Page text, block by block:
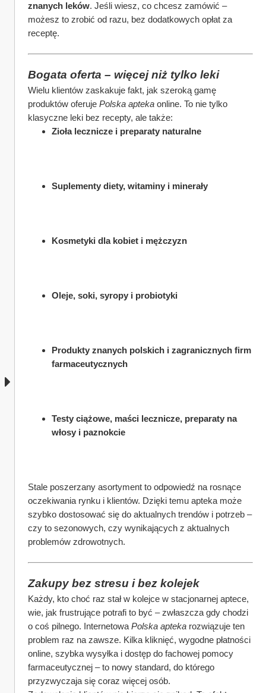
znanych leków. Jeśli wiesz, co chcesz zamówić –
możesz to zrobić od razu, bez dodatkowych opłat za
receptę.
Bogata oferta – więcej niż tylko leki
Wielu klientów zaskakuje fakt, jak szeroką gamę
produktów oferuje Polska apteka online. To nie tylko
klasyczne leki bez recepty, ale także:
Zioła lecznicze i preparaty naturalne
Suplementy diety, witaminy i minerały
Kosmetyki dla kobiet i mężczyzn
Oleje, soki, syropy i probiotyki
Produkty znanych polskich i zagranicznych firm
farmaceutycznych
Testy ciążowe, maści lecznicze, preparaty na
włosy i paznokcie
Stale poszerzany asortyment to odpowiedź na rosnące
oczekiwania rynku i klientów. Dzięki temu apteka może
szybko dostosować się do aktualnych trendów i potrzeb –
czy to sezonowych, czy wynikających z aktualnych
problemów zdrowotnych.
Zakupy bez stresu i bez kolejek
Każdy, kto choć raz stał w kolejce w stacjonarnej aptece,
wie, jak frustrujące potrafi to być – zwłaszcza gdy chodzi
o coś pilnego. Internetowa Polska apteka rozwiązuje ten
problem raz na zawsze. Kilka kliknięć, wygodne płatności
online, szybka wysyłka i dostęp do fachowej pomocy
farmaceutycznej – to nowy standard, do którego
przyzwyczaja się coraz więcej osób.